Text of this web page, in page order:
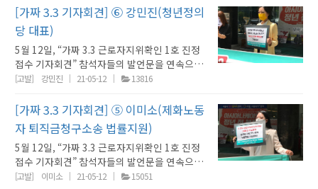
례식장의 노동자들은 각기 다른 사업 명의와 계
약을 체결했지만, 하나의 절차로 이루어진 장례
업무를 함께하며 같은 출입대장을 작성하기도
했다. ㄷ장례식장은 고된 노동강도와 낮은 급여
수준으로 인해 1년 이상 일한 노동자를 찾기 어
려웠다. ㄷ장례식장에서 일했던 ㅅ씨는 야간에
무를 해야 했다. 그럼에도 5인 미만 사업장의 노
동자라는 이유로 연장근로나 야간근로에 따른
가산수당과 연차휴가를 받지 못했다. 더구나, 사
측은 24시간의 근로시간 중 14시간이 휴게시간
이며, 22시에서 오전 6시까지의 야간시간 모두
가 휴게시간이라고 주장했다. 그러나 장례식장
실제로는 5인 이상이 근무함에도 각종 수단을
동원해 5인 미만으로 위장하는 ‘가짜 5인 미만
사업장’ 위장사례들이 업종과 규모를 불문하고
다양하게 나타나고 있다. 지금까지는 ① 서류상
사업장을 여러 개로 만들어 5인 미만 사업장으
로 위장한 사례(A형)와 ② 직원들의 4대 보험을
일명 ‘가짜 3.3’으로 둔갑시켜 5인 미만 사업장
으로 위장한 사례(B형)를 살펴봤다면, 이번에는
상시 5명 이상이 일하면서도 근로계약서 문구를
근거로 5인 미만이라고 주장하는 경우(C형)를
소개하고자 한다. A학원은 영어와 수학 두 과목
을 가르치는 보습학원이다. 매니저 2명과 강사 8
강경희(권리찾기유니온 정책국장)② [당사자 증
언] 근로지지위확인 1호 진정 당사자 : 김다혜
(ㅇ유통판매 해고 노동자)③ [사례 해설] 부당해
고 구제신청 경과 및 사례 해설 : 하은성(권리찾
기유니온 정책실장)④ [연대사] 방송작가
(MBC) 부당해고구제신청 법률대리 : 김유경(노
법률지원 : 이미소(노무사) ⑥ [연대사] 노동자
성 및 노동권을 박탈하는 법제도와 노동현실 개
선 : 강민진(청년정의당 대표)⑦ [계획 발표] 가
짜 3.3 노동자 권리찾기운동 계획 : 정진우(권리
찾기유니온 사무총장) 가짜 3.3 노동자 권리찾
기운동 계획 권리찾기유니온과 기자회견 참가자
[가짜 3.3 기자회견] ⑥ 강민진(청년정의
당 대표)
5월 12일, “가짜 3.3 근로자지위확인 1호 진정
접수 기자회견” 참석자들의 발언문을 연속으로
게재합니다. ① [현황 발표] 가짜 5인미만 공동
강경희(권리찾기유니온 정책국장)② [당사자 증
언] 근로지지위확인 1호 진정 당사자 : 김다혜
(ㅇ유통판매 해고 노동자)③ [사례 해설] 부당해
고 구제신청 경과 및 사례 해설 : 하은성(권리찾
기유니온 정책실장)④ [연대사] 방송작가
(MBC) 부당해고구제신청 법률대리 : 김유경(노
[고발] 강민진 21-05-12 13816
[가짜 3.3 기자회견] ⑤ 이미소(제화노동
자 퇴직금청구소송 법률지원)
5월 12일, “가짜 3.3 근로자지위확인 1호 진정
접수 기자회견” 참석자들의 발언문을 연속으로
게재합니다. ① [현황 발표] 가짜 5인미만 공동
[고발] 이미소 21-05-12 15051